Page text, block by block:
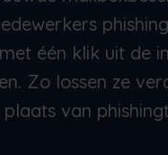
één klik uit de
Zo lossen ze
plaats van